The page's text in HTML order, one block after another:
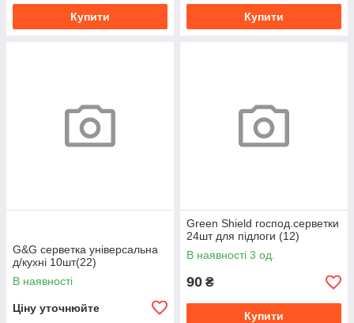
Купити Купити
G&G cерветка універсальна
д/кухні 10шт(22)
В наявності
Ціну уточнюйте
Green Shield господ.серветки
24шт для підлоги (12)
В наявності 3 од.
90 ₴
Купити